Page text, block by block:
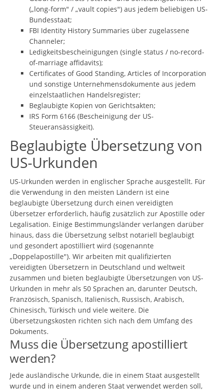
(„long-form" / „vault copies") aus jedem beliebigen US-
Bundesstaat;
FBI Identity History Summaries über zugelassene
Channeler;
Ledigkeitsbescheinigungen (single status / no-record-
of-marriage affidavits);
Certificates of Good Standing, Articles of Incorporation
und sonstige Unternehmensdokumente aus jedem
einzelstaatlichen Handelsregister;
Beglaubigte Kopien von Gerichtsakten;
IRS Form 6166 (Bescheinigung der US-
Steueransässigkeit).
Beglaubigte Übersetzung von
US-Urkunden
US-Urkunden werden in englischer Sprache ausgestellt. Für
die Verwendung in den meisten Ländern ist eine
beglaubigte Übersetzung durch einen vereidigten
Übersetzer erforderlich, häufig zusätzlich zur Apostille oder
Legalisation. Einige Bestimmungsländer verlangen darüber
hinaus, dass die Übersetzung selbst notariell beglaubigt
und gesondert apostilliert wird (sogenannte
„Doppelapostille"). Wir arbeiten mit qualifizierten
vereidigten Übersetzern in Deutschland und weltweit
zusammen und bieten beglaubigte Übersetzungen von US-
Urkunden in mehr als 50 Sprachen an, darunter Deutsch,
Französisch, Spanisch, Italienisch, Russisch, Arabisch,
Chinesisch, Türkisch und viele weitere. Die
Übersetzungskosten richten sich nach dem Umfang des
Dokuments.
Muss die Übersetzung apostilliert
werden?
Jede ausländische Urkunde, die in einem Staat ausgestellt
wurde und in einem anderen Staat verwendet werden soll,